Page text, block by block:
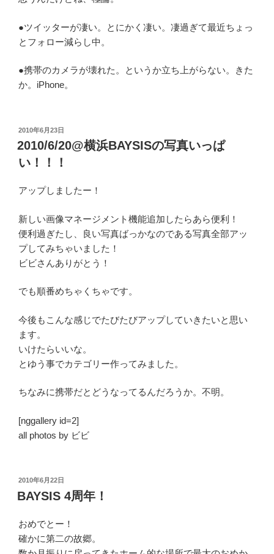
●ツイッターが凄い。とにかく凄い。凄過ぎて最近ちょっ
とフォロー減らし中。
●携帯のカメラが壊れた。というか立ち上がらない。きた
か。iPhone。
投
稿
日:
2010年6月23日
2010/6/20@横浜BAYSISの写真いっぱ
い！！！
アップしましたー！
新しい画像マネージメント機能追加したらあら便利！
便利過ぎたし、良い写真ばっかなのである写真全部アッ
プしてみちゃいました！
ビビさんありがとう！
でも順番めちゃくちゃです。
今後もこんな感じでたびたびアップしていきたいと思い
ます。
いけたらいいな。
とゆう事でカテゴリー作ってみました。
ちなみに携帯だとどうなってるんだろうか。不明。
[nggallery id=2]
all photos by ビビ
投
稿
日:
2010年6月22日
BAYSIS 4周年！
おめでとー！
確かに第二の故郷。